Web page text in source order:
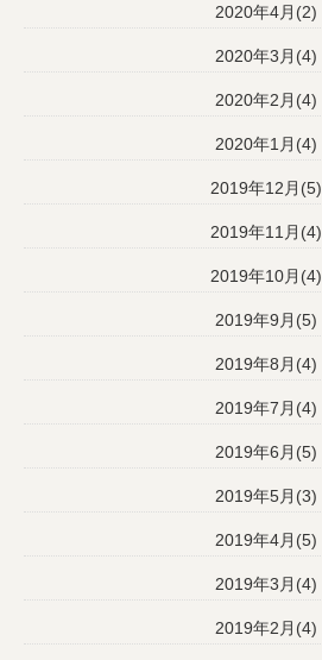
2020年4月(2)
2020年3月(4)
2020年2月(4)
2020年1月(4)
2019年12月(5)
2019年11月(4)
2019年10月(4)
2019年9月(5)
2019年8月(4)
2019年7月(4)
2019年6月(5)
2019年5月(3)
2019年4月(5)
2019年3月(4)
2019年2月(4)